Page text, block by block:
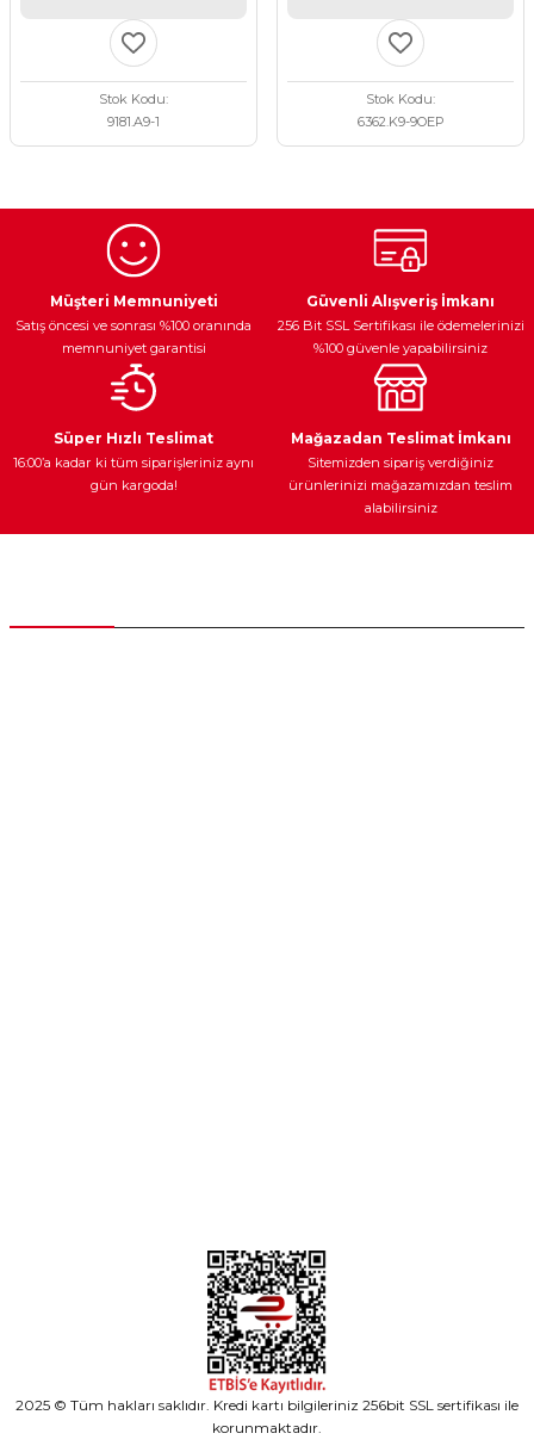
Stok Kodu
9181.A9-1
Stok Kodu
6362.K9-9OEP
Egzoz Sistemi
Ateşleme Sistemi Araç Yağları
Müşteri Memnuniyeti
Satış öncesi ve sonrası %100 oranında
memnuniyet garantisi
Güvenli Alışveriş İmkanı
256 Bit SSL Sertifikası ile ödemelerinizi
%100 güvenle yapabilirsiniz
Süper Hızlı Teslimat
16:00’a kadar ki tüm siparişleriniz aynı
gün kargoda!
Mağazadan Teslimat İmkanı
Sitemizden sipariş verdiğiniz
ürünlerinizi mağazamızdan teslim
alabilirsiniz
2025 © Tüm hakları saklıdır. Kredi kartı bilgileriniz 256bit SSL sertifikası ile
korunmaktadır.